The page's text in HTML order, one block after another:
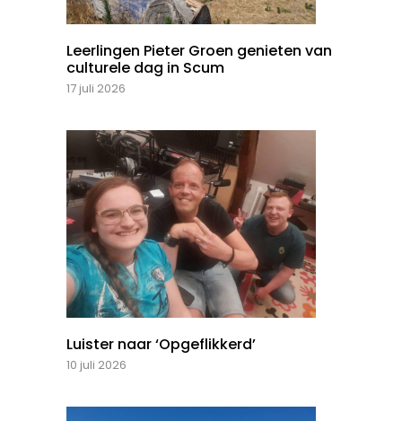
Leerlingen Pieter Groen genieten van
culturele dag in Scum
17 juli 2026
Luister naar ‘Opgeflikkerd’
10 juli 2026